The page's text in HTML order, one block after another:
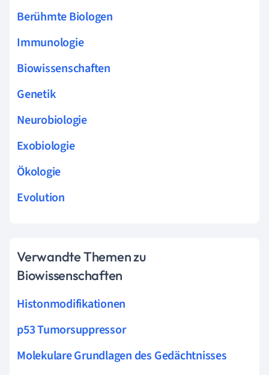
Berühmte Biologen
Immunologie
Biowissenschaften
Genetik
Neurobiologie
Exobiologie
Ökologie
Evolution
Verwandte Themen zu
Biowissenschaften
Histonmodifikationen
p53 Tumorsuppressor
Molekulare Grundlagen des Gedächtnisses